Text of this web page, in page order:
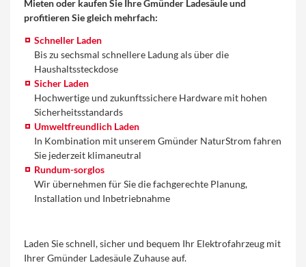
Mieten oder kaufen Sie Ihre Gmünder Ladesäule und
profitieren Sie gleich mehrfach:
Schneller Laden
Bis zu sechsmal schnellere Ladung als über die
Haushaltssteckdose
Sicher Laden
Hochwertige und zukunftssichere Hardware mit hohen
Sicherheitsstandards
Umweltfreundlich Laden
In Kombination mit unserem Gmünder NaturStrom fahren
Sie jederzeit klimaneutral
Rundum-sorglos
Wir übernehmen für Sie die fachgerechte Planung,
Installation und Inbetriebnahme
Laden Sie schnell, sicher und bequem Ihr Elektrofahrzeug mit
Ihrer Gmünder Ladesäule Zuhause auf.